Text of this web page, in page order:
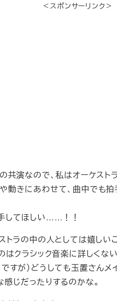
＜スポンサーリンク＞
共演なので、私はオーケスト
きにあわせて、曲中でも
してほしい……！！
トラの中の人としては嬉し
はクラシック音楽に詳しくな
すが）どうしても玉置さん
じだったりするのかな。